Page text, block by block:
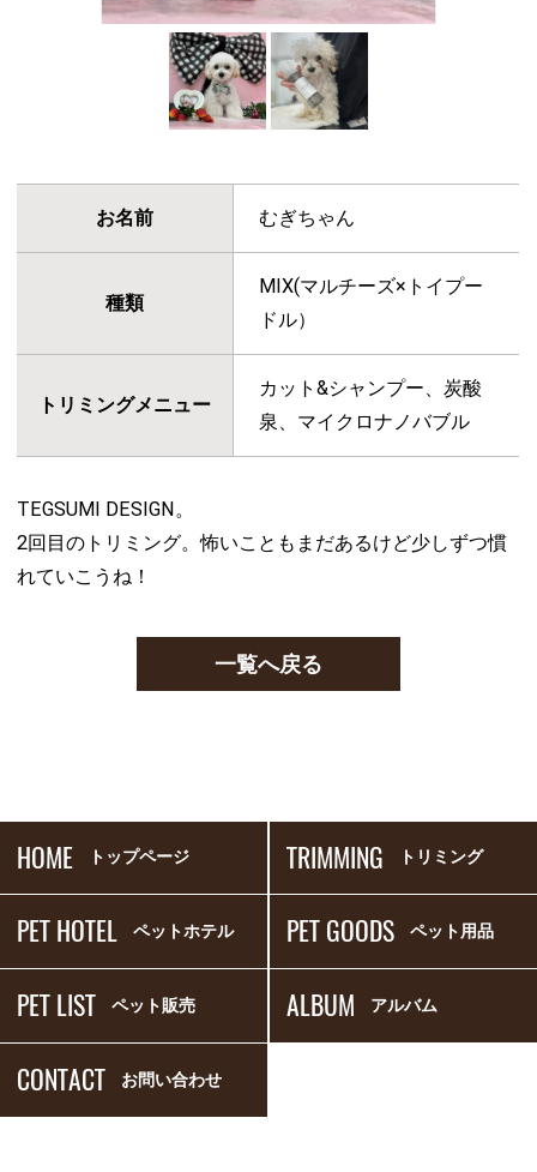
お名前 むぎちゃん
種類
MIX(マルチーズ×トイプー
ドル）
トリミングメニュー
カット&シャンプー、炭酸
泉、マイクロナノバブル
TEGSUMI DESIGN。
2回目のトリミング。怖いこともまだあるけど少しずつ慣
れていこうね！
一覧へ戻る
HOME トップページ TRIMMING トリミング
PET HOTEL ペットホテル PET GOODS ペット用品
PET LIST ペット販売 ALBUM アルバム
CONTACT お問い合わせ